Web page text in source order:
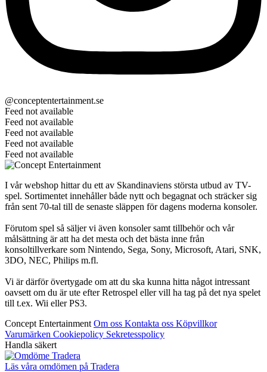
@conceptentertainment.se
Feed not available
Feed not available
Feed not available
Feed not available
Feed not available
I vår webshop hittar du ett av Skandinaviens största utbud av TV-
spel. Sortimentet innehåller både nytt och begagnat och sträcker sig
från sent 70-tal till de senaste släppen för dagens moderna konsoler.
Förutom spel så säljer vi även konsoler samt tillbehör och vår
målsättning är att ha det mesta och det bästa inne från
konsoltillverkare som Nintendo, Sega, Sony, Microsoft, Atari, SNK,
3DO, NEC, Philips m.fl.
Vi är därför övertygade om att du ska kunna hitta något intressant
oavsett om du är ute efter Retrospel eller vill ha tag på det nya spelet
till t.ex. Wii eller PS3.
Concept Entertainment Om oss Kontakta oss Köpvillkor
Varumärken Cookiepolicy Sekretesspolicy
Handla säkert
Läs våra omdömen på Tradera